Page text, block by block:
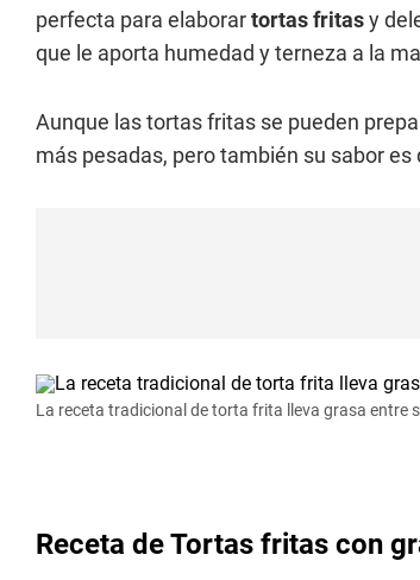
perfecta para elaborartortas fritasy
que le aporta humedad y terneza a la
Aunque las tortas fritas se pueden
más pesadas, pero también su sabor es
La receta tradicional de torta frita lleva grasa entre
Receta de Tortas fritas con